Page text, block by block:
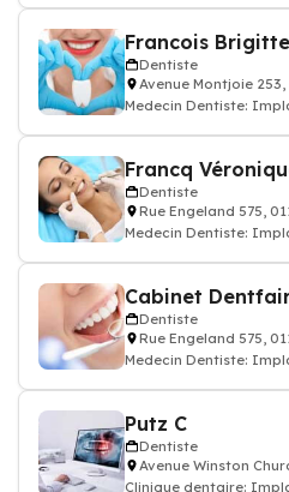
Francois Brigitte
Dentiste
Avenue Montjoie 253,
Medecin Dentiste:
Francq
Dentiste
Rue Engeland 575,
Medecin Dentiste:
Cabinet
Dentiste
Rue Engeland 575,
Medecin Dentiste:
Putz C
Dentiste
Avenue Winston
Clinique dentaire: